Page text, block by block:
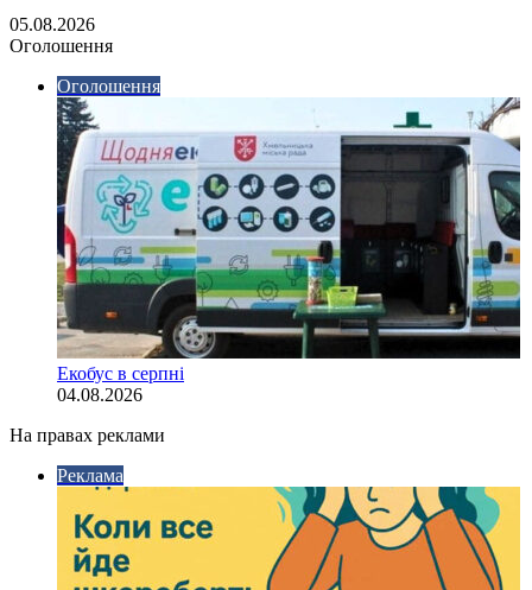
05.08.2026
Оголошення
Оголошення
Екобус в серпні
04.08.2026
На правах реклами
Реклама